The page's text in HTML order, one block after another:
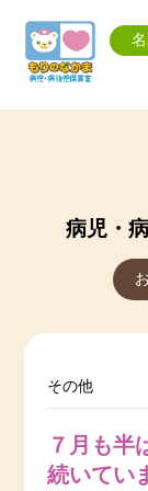
病児・
その他
７月も半
続いてい